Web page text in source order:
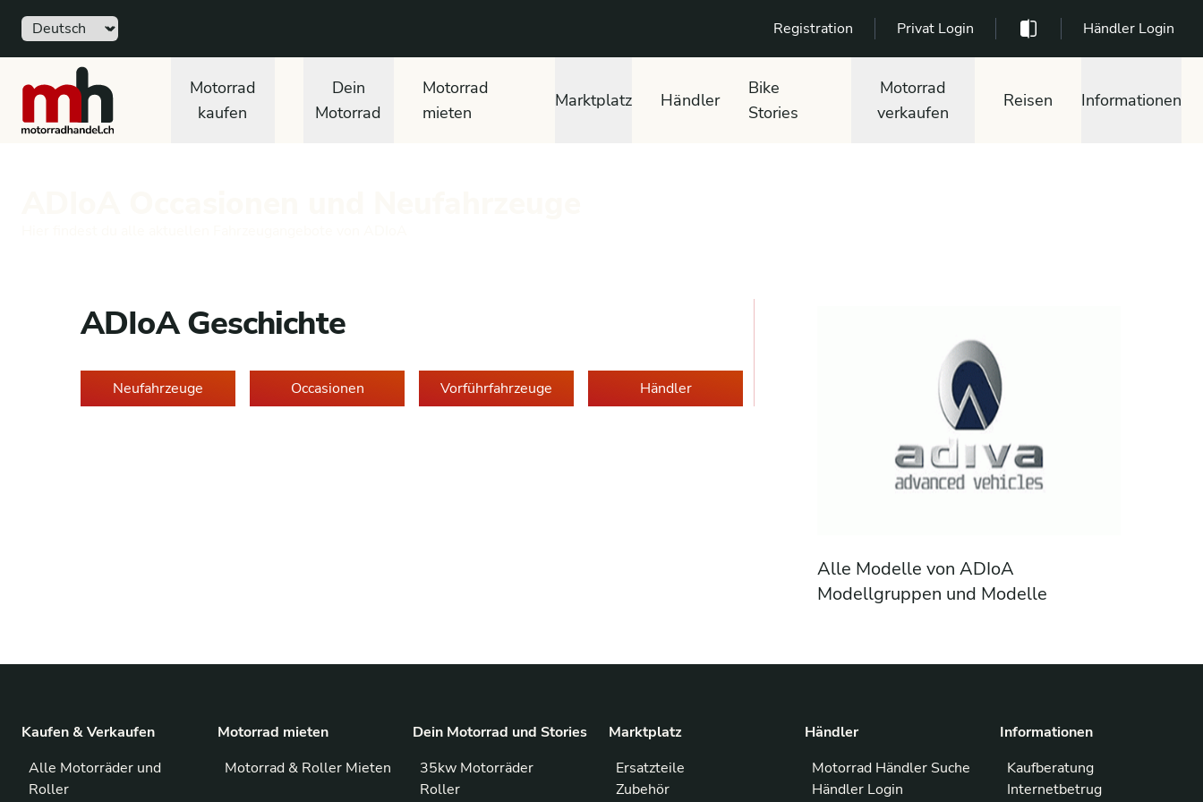
Sprache Registration Privat Login Händler Login
motorradhandel.ch
Motorrad
kaufen
Dein
Motorrad
Motorrad
mieten
Marktplatz Händler
Bike
Stories
Motorrad
verkaufen
Reisen Informationen
ADIoA Geschichte
Neufahrzeuge Occasionen Vorführfahrzeuge Händler
Alle Modelle von ADIoA
Modellgruppen und Modelle
Kaufen & Verkaufen
Alle Motorräder und
Roller
Motorrad mieten
Motorrad & Roller Mieten
Dein Motorrad und Stories
35kw Motorräder
Roller
Marktplatz
Ersatzteile
Zubehör
Händler
Motorrad Händler Suche
Händler Login
Informationen
Kaufberatung
Internetbetrug